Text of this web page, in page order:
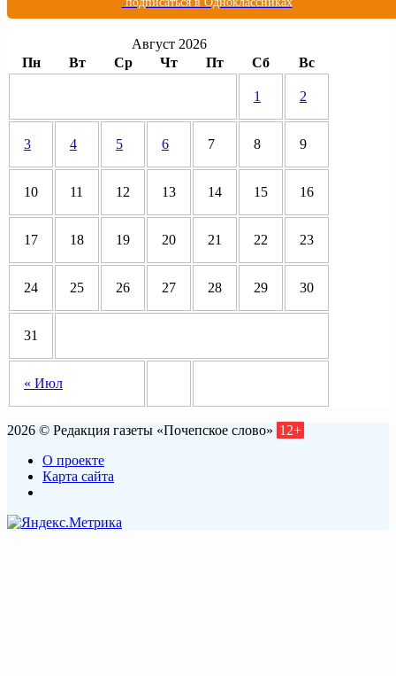
Август 2026
Пн
Вт Ср Чт Пт Сб Вс
« Июл
1 2
3 4 5 6 7 8 9
10 11 12 13 14 15 16
17 18 19 20 21 22 23
24 25 26 27 28 29 30
31
2026 © Редакция газеты «Почепское слово» 12+
О проекте
Карта сайта